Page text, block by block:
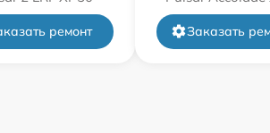
ремонт Заказать